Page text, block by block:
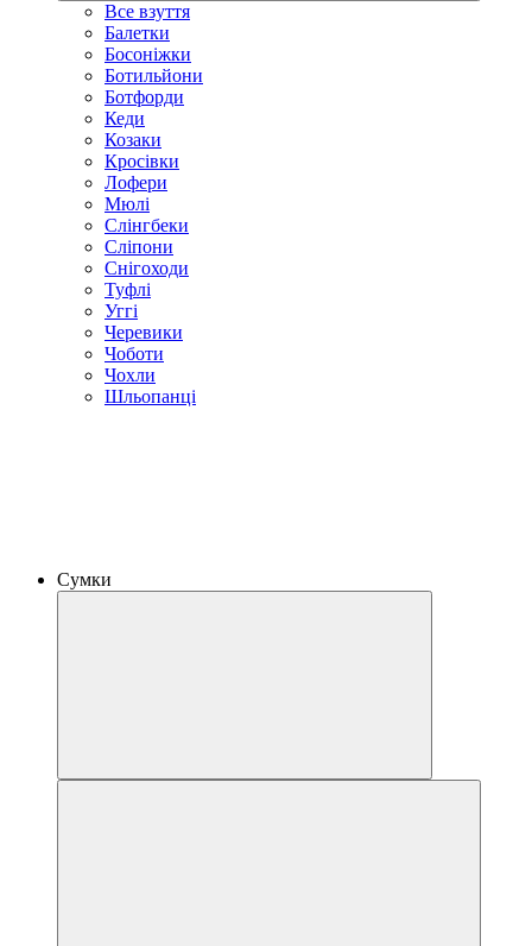
Все взуття
Балетки
Босоніжки
Ботильйони
Ботфорди
Кеди
Козаки
Кросівки
Лофери
Мюлі
Слінгбеки
Сліпони
Снігоходи
Туфлі
Уггі
Черевики
Чоботи
Чохли
Шльопанці
Сумки